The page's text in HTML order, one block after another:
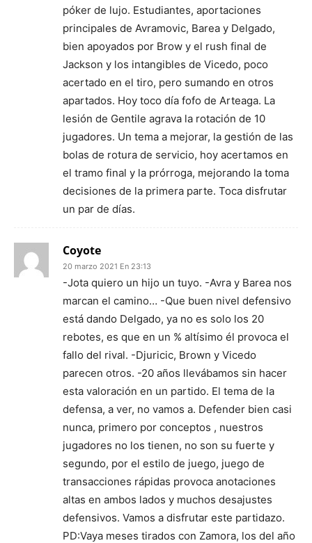
póker de lujo. Estudiantes, aportaciones
principales de Avramovic, Barea y Delgado,
bien apoyados por Brow y el rush final de
Jackson y los intangibles de Vicedo, poco
acertado en el tiro, pero sumando en otros
apartados. Hoy toco día fofo de Arteaga. La
lesión de Gentile agrava la rotación de 10
jugadores. Un tema a mejorar, la gestión de las
bolas de rotura de servicio, hoy acertamos en
el tramo final y la prórroga, mejorando la toma
decisiones de la primera parte. Toca disfrutar
un par de días.
Coyote
20 marzo 2021 En 23:13
-Jota quiero un hijo un tuyo. -Avra y Barea nos
marcan el camino… -Que buen nivel defensivo
está dando Delgado, ya no es solo los 20
rebotes, es que en un % altísimo él provoca el
fallo del rival. -Djuricic, Brown y Vicedo
parecen otros. -20 años llevábamos sin hacer
esta valoración en un partido. El tema de la
defensa, a ver, no vamos a. Defender bien casi
nunca, primero por conceptos , nuestros
jugadores no los tienen, no son su fuerte y
segundo, por el estilo de juego, juego de
transacciones rápidas provoca anotaciones
altas en ambos lados y muchos desajustes
defensivos. Vamos a disfrutar este partidazo.
PD:Vaya meses tirados con Zamora, los del año